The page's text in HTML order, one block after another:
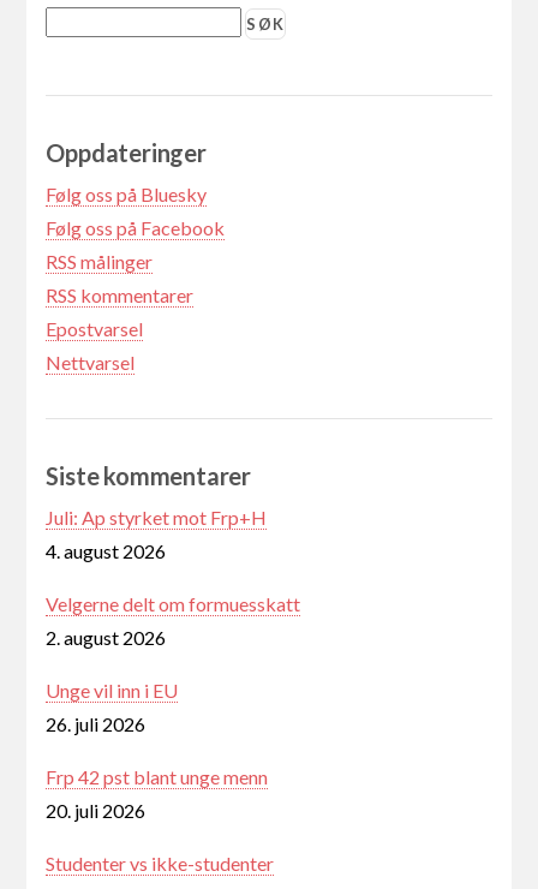
Oppdateringer
Følg oss på Bluesky
Følg oss på Facebook
RSS målinger
RSS kommentarer
Epostvarsel
Nettvarsel
Siste kommentarer
Juli: Ap styrket mot Frp+H
4. august 2026
Velgerne delt om formuesskatt
2. august 2026
Unge vil inn i EU
26. juli 2026
Frp 42 pst blant unge menn
20. juli 2026
Studenter vs ikke-studenter